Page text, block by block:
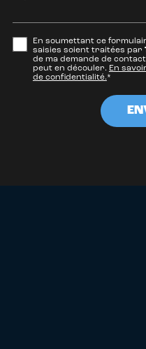
En soumettant ce
saisies soient traitées par
de ma demande de
peut en découler. En
de confidentialité.*